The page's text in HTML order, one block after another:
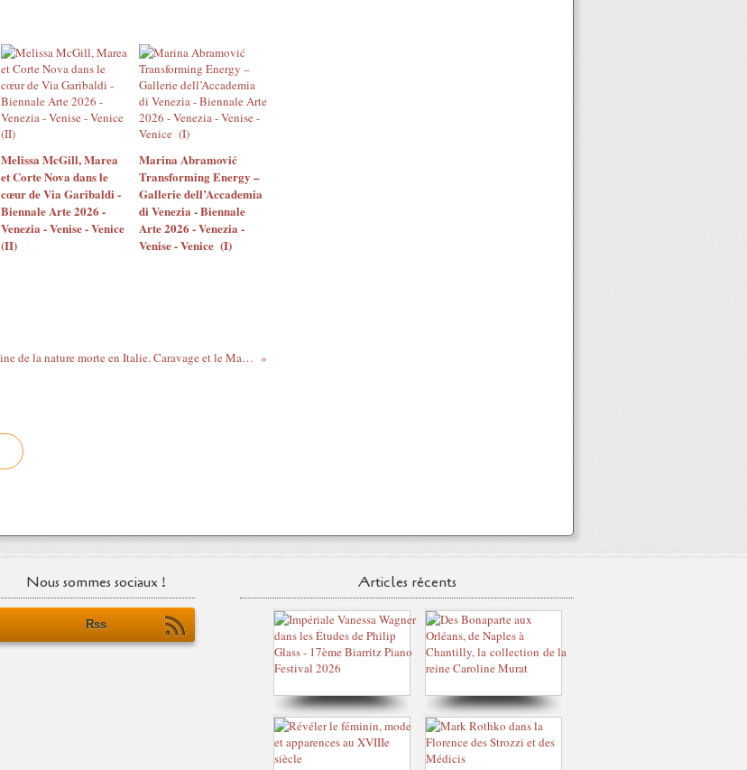
Melissa McGill, Marea
et Corte Nova dans le
cœur de Via Garibaldi -
Biennale Arte 2026 -
Venezia - Venise - Venice
(II)
Marina Abramović
Transforming Energy –
Gallerie dell’Accademia
di Venezia - Biennale
Arte 2026 - Venezia -
Venise - Venice (I)
L'Origine de la nature morte en Italie. Caravage et le Maître de Hartford / L'Origine della natura morta in Italia. Caravaggio e il Maestro di Hartford / Rome, Galleria Borghese
Nous sommes sociaux !
Rss
Articles récents